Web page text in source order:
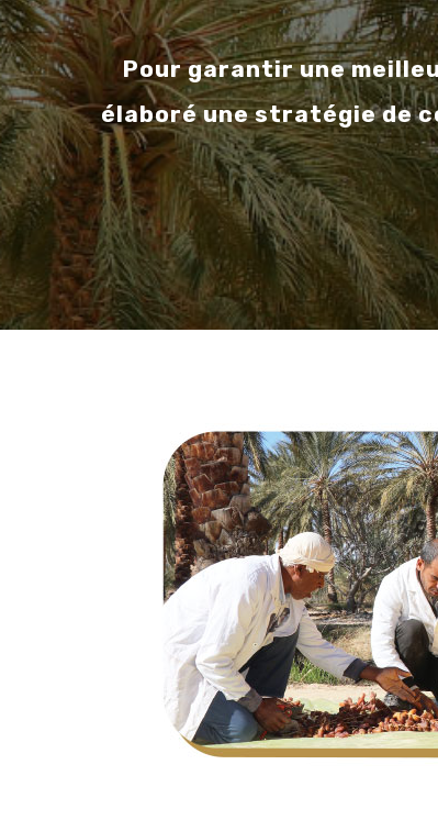
Pour garantir une
élaboré une stratégie de